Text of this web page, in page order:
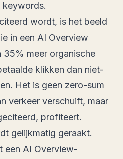
wordt, is het beeld
in een AI Overview
35% meer organische
klikken dan niet-
Het is geen zero-sum
verkeer verschuift, maar
profiteert.
gelijkmatig geraakt.
een AI Overview-